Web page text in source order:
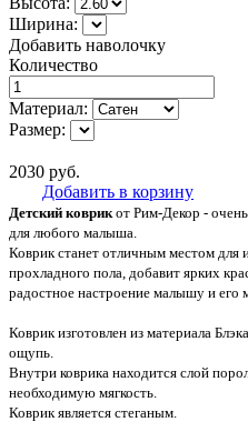
Ширина:
Добавить наволочку
Количество
Материал:
Размер:
2030 руб.
Добавить в корзину
Детский коврик от Рим-Декор -
для любого малыша.
Коврик станет отличным местом для
прохладного пола, добавит ярких
радостное настроение малышу и его
Коврик изготовлен из материала
ощупь.
Внутри коврика находится слой
необходимую мягкость.
Коврик является стеганым.